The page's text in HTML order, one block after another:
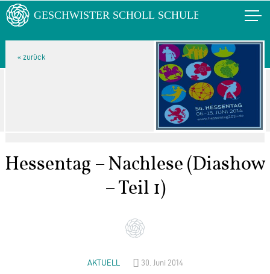
Hessentag – Nachlese (Diashow
– Teil 1)
AKTUELL 30. Juni 2014